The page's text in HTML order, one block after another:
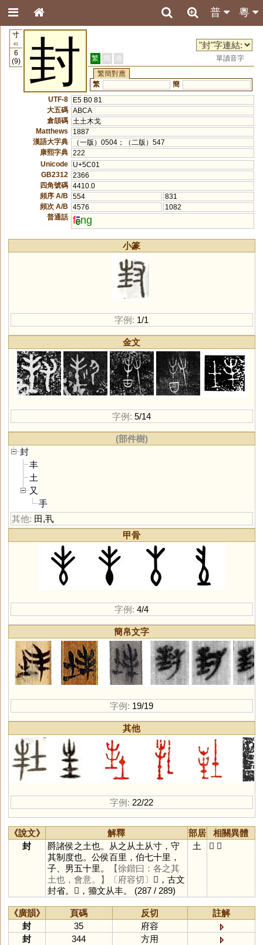
粵
普
寸
41
6
(9)
封 繁 簡 港
單讀音字
繁簡對應
繁
簡
UTF-8
E5 B0 81
大五碼 ABCA
倉頡碼
土土木戈
Matthews
1887
漢語大字典
（一版）0504；（二版）547
康熙字典 222
Unicode
U+5C01
GB2312
2366
四角號碼 4410.0
頻序 A/B
554
831
頻次 A/B
4576
1082
普通話 f ng
小篆
字例: 1/1
金文
字例: 5/14
(部件樹)
封
丰
土
又
手
其他: 田,丮
甲骨
字例: 4/4
簡帛文字
字例: 19/19
其他
字例: 22/22
《說文》 解釋 部居
相關異體
封
爵諸侯之土也。从之从土从寸，守
其制度也。公侯百里，伯七十里，
子、男五十里。
【徐鍇曰：各之其
土也，會意。】
〔府容切〕
𡉚，古文
封省。𡊽，籀文从丰。 (287 / 289)
土 𡊽 𡉘
《廣韻》 頁碼 反切
註解
封
35
府容
封
344
方用